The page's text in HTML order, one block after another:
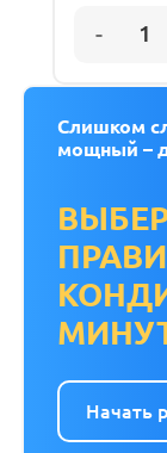
Слишком
мощный –
Начать